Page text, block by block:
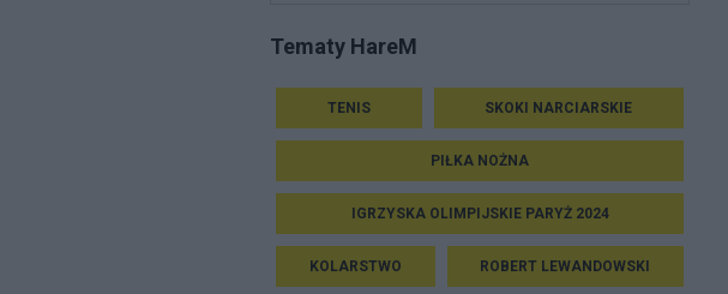
Tematy HareM
TENIS SKOKI NARCIARSKIE
PIŁKA NOŻNA
IGRZYSKA OLIMPIJSKIE PARYŻ 2024
KOLARSTWO ROBERT LEWANDOWSKI